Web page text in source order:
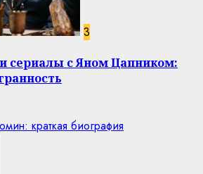
3
сериалы с Яном Цапником:
краткая биография